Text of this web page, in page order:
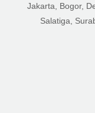
Jakarta, Bogor,
Salatiga,